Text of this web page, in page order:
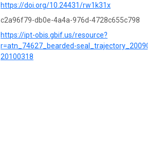
https://doi.org/10.24431/rw1k31x
c2a96f79-db0e-4a4a-976d-4728c655c798
https://ipt-obis.gbif.us/resource?
r=atn_74627_bearded-
20100318